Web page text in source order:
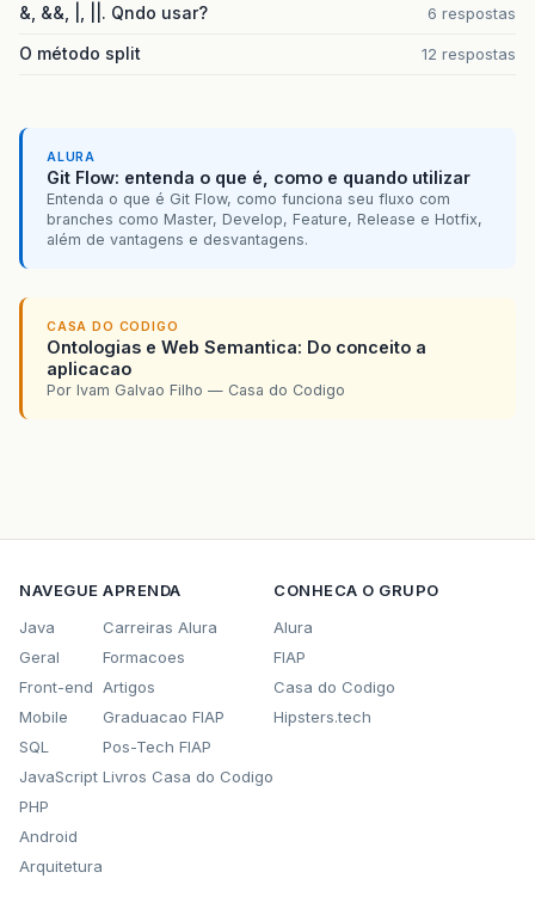
&, &&, |, ||. Qndo usar? 6 respostas
O método split 12 respostas
ALURA
Git Flow: entenda o que é, como e quando utilizar
Entenda o que é Git Flow, como funciona seu fluxo com
branches como Master, Develop, Feature, Release e Hotfix,
além de vantagens e desvantagens.
CASA DO CODIGO
Ontologias e Web Semantica: Do conceito a
aplicacao
Por Ivam Galvao Filho — Casa do Codigo
NAVEGUE
Java
Geral
Front-end
Mobile
SQL
JavaScript
PHP
Android
Arquitetura
APRENDA
Carreiras Alura
Formacoes
Artigos
Graduacao FIAP
Pos-Tech FIAP
Livros Casa do Codigo
CONHECA O GRUPO
Alura
FIAP
Casa do Codigo
Hipsters.tech